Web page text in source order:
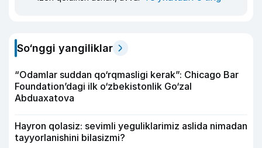
So‘nggi yangiliklar
“Odamlar suddan qo‘rqmasligi kerak”: Chicago Bar
Foundation’dagi ilk o‘zbekistonlik Go‘zal
Abduaxatova
Hayron qolasiz: sevimli yeguliklarimiz aslida nimadan
tayyorlanishini bilasizmi?